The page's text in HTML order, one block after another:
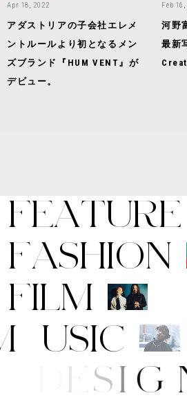
Apr 18, 2022
アダストリアの子会社エレメ
ントルールより初となるメン
ズブランド『HUM VENT』が
デビュー。
Feb
河野
最新
FEATURE
FASHION
FILM
M USIC
T/D ES I